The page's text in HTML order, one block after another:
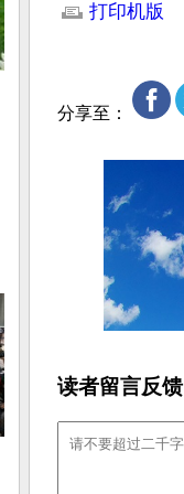
打印机版
分享至：
读者留言反